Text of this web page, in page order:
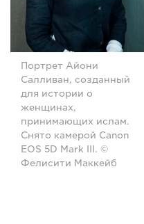
Портрет Айони
Салливан, созданный
для истории о
женщинах,
принимающих ислам.
Снято камерой Canon
EOS 5D Mark III. ©
Фелисити Маккейб